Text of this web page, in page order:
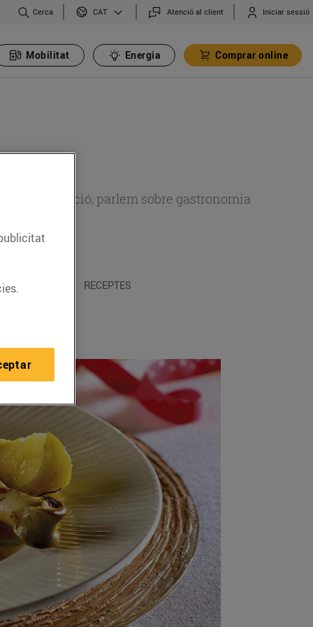
Cerca CAT Atenció al client Iniciar sessió
Mobilitat Energia Comprar online
alimentació, parlem sobre gastronomia
I TRADICIONS RECEPTES